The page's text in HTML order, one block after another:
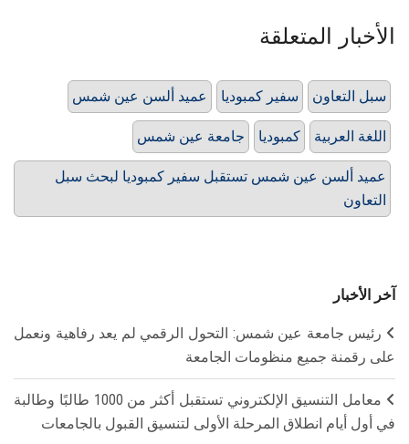
الأخبار المتعلقة
عميد ألسن عين شمس سفير كمبوديا سبل التعاون
جامعة عين شمس كمبوديا اللغة العربية
عميد ألسن عين شمس تستقبل سفير كمبوديا لبحث سبل
التعاون
آخر الأخبار
رئيس جامعة عين شمس: التحول الرقمي لم يعد رفاهية ونعمل
على رقمنة جميع منظومات الجامعة
معامل التنسيق الإلكتروني تستقبل أكثر من 1000 طالبًا وطالبة
في أول أيام انطلاق المرحلة الأولى لتنسيق القبول بالجامعات